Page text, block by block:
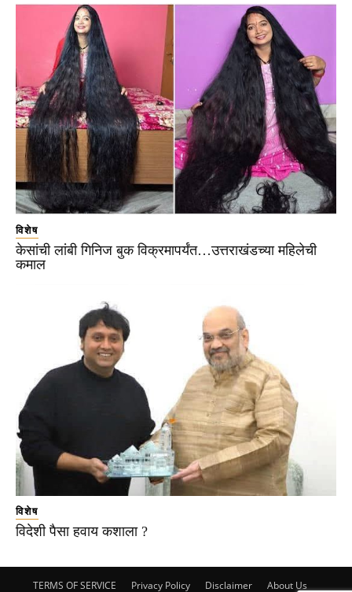
विशेष
केसांची लांबी गिनिज बुक विक्रमापर्यंत…उत्तराखंडच्या महिलेची
कमाल
विशेष
विदेशी पैसा हवाय कशाला ?
TERMS OF SERVICE Privacy Policy Disclaimer About Us